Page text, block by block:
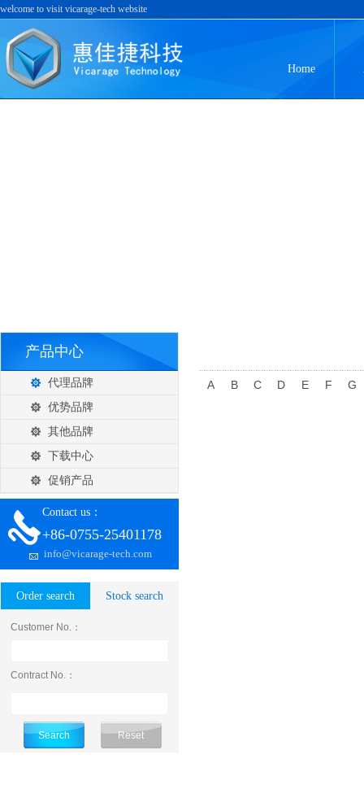
welcome to visit vicarage-tech website
Home
产品中心
代理品牌
优势品牌
其他品牌
下载中心
促销产品
Contact us：
+86-0755-25401178
info@vicarage-tech.com
Order search Stock search
Customer No.：
Contract No.：
A B C D E F G